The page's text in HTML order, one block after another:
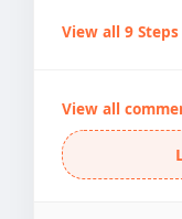
View all 9 Steps
View all